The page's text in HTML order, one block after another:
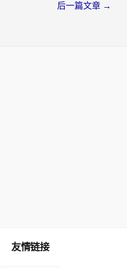
后一篇文章 →
友情链接